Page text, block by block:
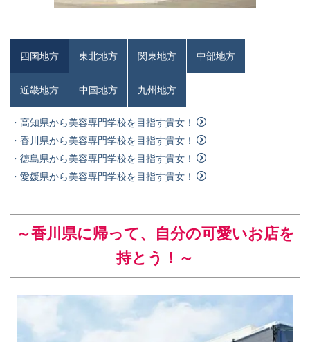
四国地方 東北地方 関東地方 中部地方
近畿地方 中国地方 九州地方
・高知県から美容専門学校を目指す貴女！
・香川県から美容専門学校を目指す貴女！
・徳島県から美容専門学校を目指す貴女！
・愛媛県から美容専門学校を目指す貴女！
～香川県に帰って、自分の可愛いお店を
持とう！～